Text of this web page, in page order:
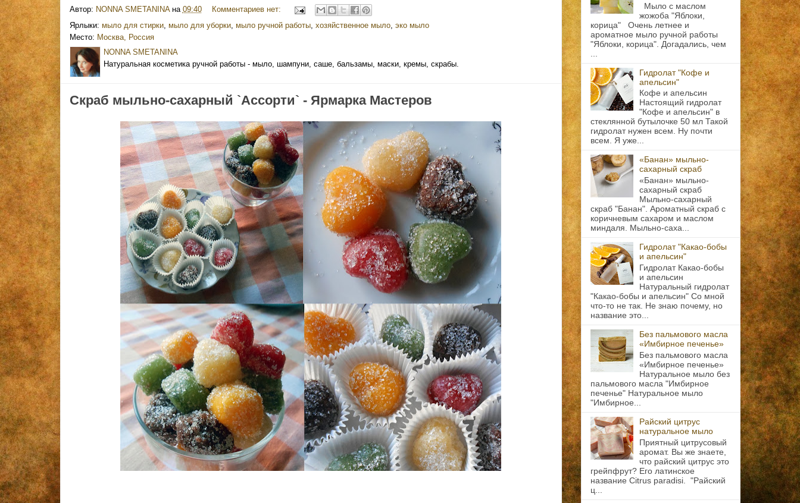
Автор: NONNA SMETANINA на 09:40
Комментариев нет:
Ярлыки: мыло для стирки, мыло для уборки, мыло ручной работы, хозяйственное мыло, эко мыло
Место: Москва, Россия
NONNA SMETANINA
Натуральная косметика ручной работы - мыло, шампуни, саше, бальзамы, маски, кремы, скрабы.
Скраб мыльно-сахарный `Ассорти` - Ярмарка Мастеров
Мыло с маслом
жожоба "Яблоки,
корица" Очень летнее и
ароматное мыло ручной работы
"Яблоки, корица". Догадались, чем
Гидролат "Кофе и
апельсин"
Кофе и апельсин
Настоящий гидролат
"Кофе и апельсин" в
стеклянной бутылочке 50 мл Такой
гидролат нужен всем. Ну почти
всем. Я уже...
«Банан» мыльно-
сахарный скраб
«Банан» мыльно-
сахарный скраб
Мыльно-сахарный
скраб "Банан". Ароматный скраб с
коричневым сахаром и маслом
миндаля. Мыльно-саха...
Гидролат "Какао-бобы
и апельсин"
Гидролат Какао-бобы
и апельсин
Натуральный гидролат
"Какао-бобы и апельсин" Со мной
что-то не так. Не знаю почему, но
название это...
Без пальмового масла
«Имбирное печенье»
Без пальмового масла
«Имбирное печенье»
Натуральное мыло без
пальмового масла "Имбирное
печенье" Натуральное мыло
"Имбирное...
Райский цитрус
натуральное мыло
Приятный цитрусовый
аромат. Вы же знаете,
что райский цитрус это
грейпфрут? Его латинское
название Citrus paradisi. "Райский
ц...